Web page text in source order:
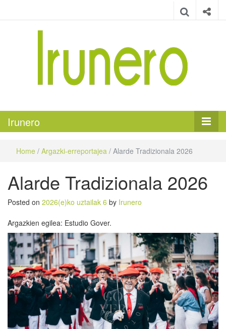
Irunero
Home / Argazki-erreportajea / Alarde Tradizionala 2026
Alarde Tradizionala 2026
Posted on 2026(e)ko uztailak 6 by Irunero
Argazkien egilea: Estudio Gover.